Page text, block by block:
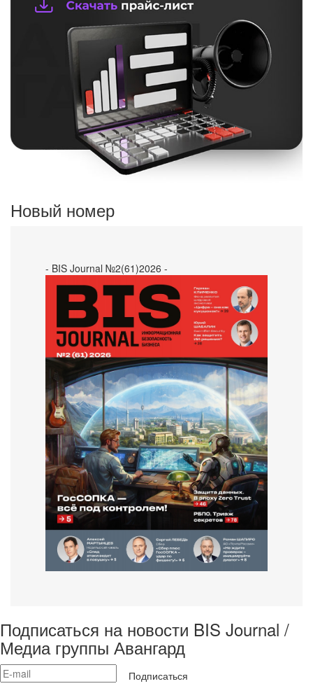
Новый номер
- BIS Journal №2(61)2026 -
Подписаться на новости BIS Journal /
Медиа группы Авангард
Подписаться